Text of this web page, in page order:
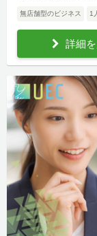
無店舗型のビジネス 1
詳細